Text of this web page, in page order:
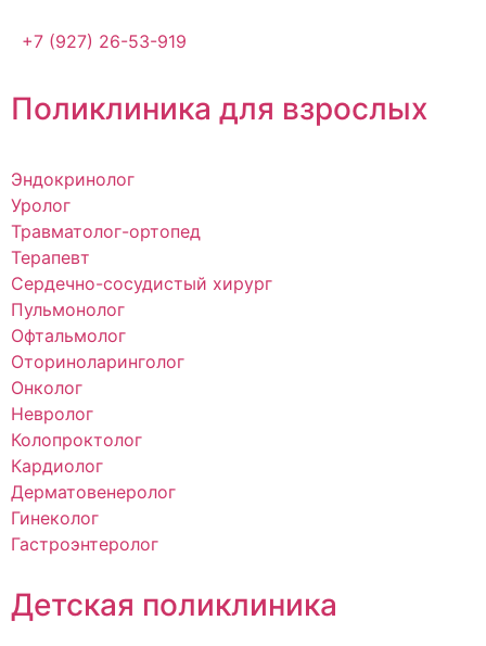
+7 (927) 26-53-919
Поликлиника для взрослых
Эндокринолог
Уролог
Травматолог-ортопед
Терапевт
Сердечно-сосудистый хирург
Пульмонолог
Офтальмолог
Оториноларинголог
Онколог
Невролог
Колопроктолог
Кардиолог
Дерматовенеролог
Гинеколог
Гастроэнтеролог
Детская поликлиника